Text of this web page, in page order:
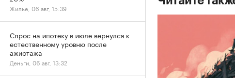
Жилье, 06 авг, 15:39
Спрос на ипотеку в июле вернулся к
естественному уровню после
ажиотажа
Деньги, 06 авг, 13:32